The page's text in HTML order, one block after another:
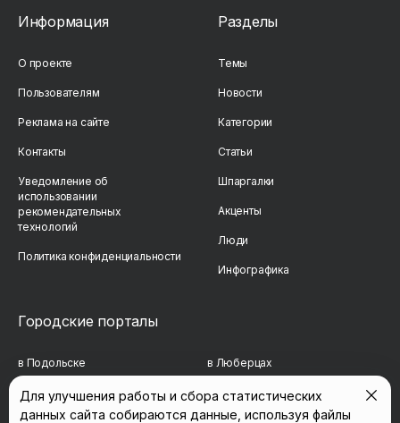
Информация
О проекте
Пользователям
Реклама на сайте
Контакты
Уведомление об
использовании
рекомендательных
технологий
Политика конфиденциальности
Разделы
Темы
Новости
Категории
Статьи
Шпаргалки
Акценты
Люди
Инфографика
Городские порталы
в Подольске в Люберцах
в Мытищах в Красногорске
Для улучшения работы и сбора статистических
данных сайта собираются данные, используя файлы